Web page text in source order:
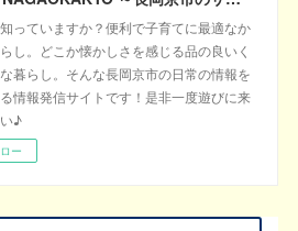
っていますか？便利で子育てに最適なか
し。どこか懐かしさを感じる品の良いく
暮らし。そんな長岡京市の日常の情報を
情報発信サイトです！是非一度遊びに来
♪
ー